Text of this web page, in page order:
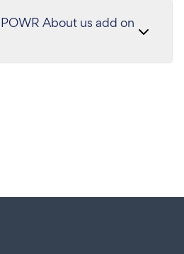
About us add on